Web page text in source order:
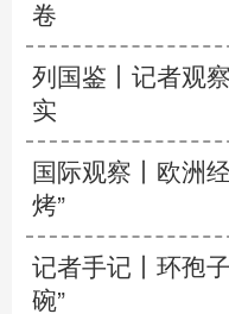
卷
列国鉴丨记者观
实
国际观察丨 欧洲
烤”
记者手记丨环孢
碗”